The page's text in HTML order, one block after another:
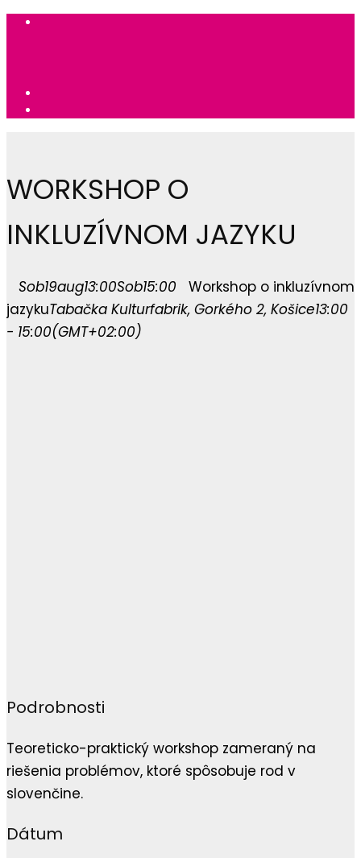
WORKSHOP O
INKLUZÍVNOM JAZYKU
Sob19aug13:00Sob15:00
Workshop o inkluzívnom
jazykuTabačka Kulturfabrik, Gorkého 2, Košice13:00
- 15:00(GMT+02:00)
Podrobnosti
Teoreticko-praktický workshop zameraný na
riešenia problémov, ktoré spôsobuje rod v
slovenčine.
Dátum